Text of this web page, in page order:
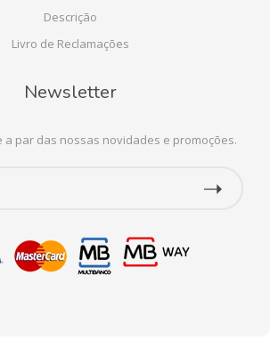
Descrição
Livro de Reclamações
Newsletter
a par das nossas novidades e promoções.